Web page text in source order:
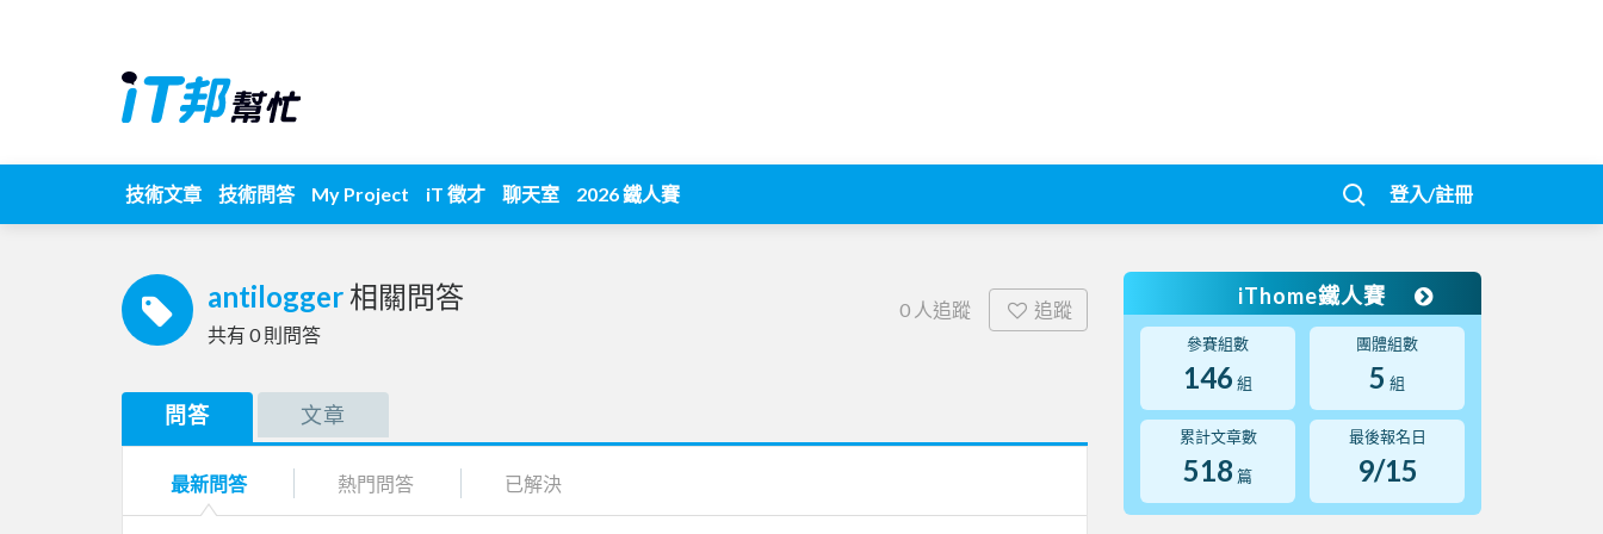
技術文章 技術問答 My Project iT 徵才 聊天室 2026 鐵人賽 登入/註冊
antilogger 相關問答
共有 0則問答
0 人追蹤 追蹤
問答 文章
最新問答 熱門問答 已解決
iThome鐵人賽
參賽組數
146 組
團體組數
5 組
累計文章數
518 篇
最後報名日
9/15